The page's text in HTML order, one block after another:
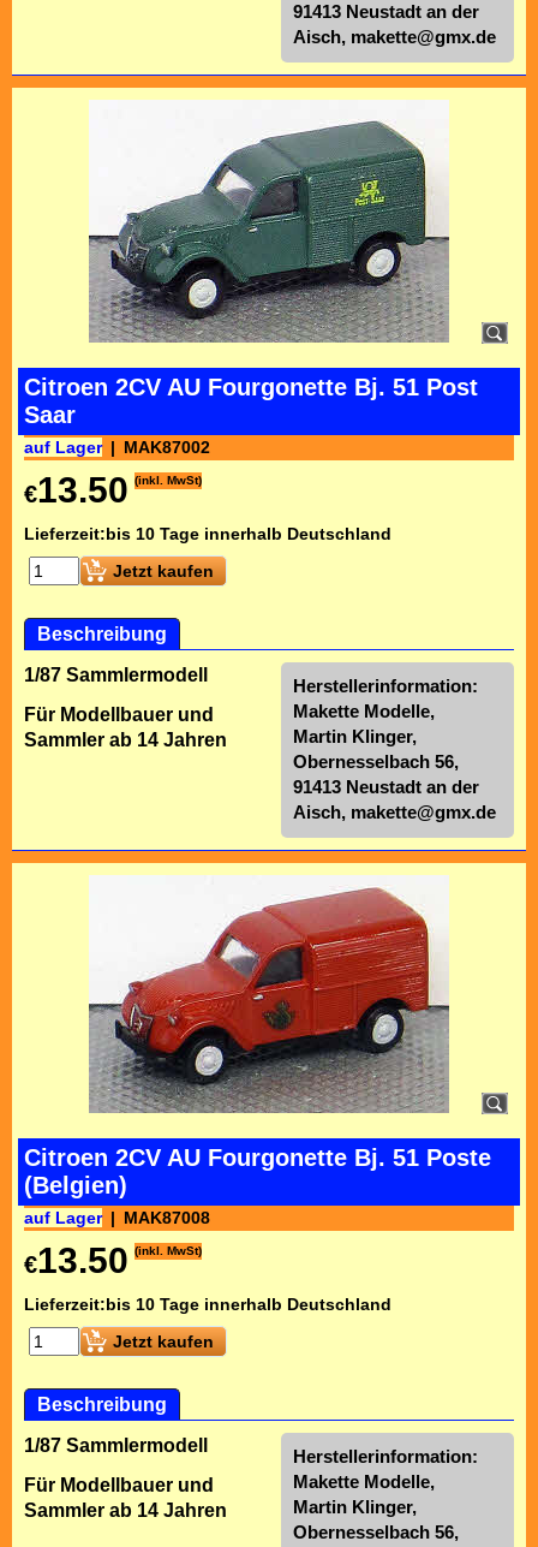
91413 Neustadt an der
Aisch, makette@gmx.de
Citroen 2CV AU Fourgonette Bj. 51 Post
Saar
auf Lager MAK87002
€13.50 (inkl. MwSt)
Lieferzeit:bis 10 Tage innerhalb Deutschland
Jetzt kaufen
Beschreibung
Herstellerinformation:
Makette Modelle,
Martin Klinger,
Obernesselbach 56,
91413 Neustadt an der
Aisch, makette@gmx.de
1/87 Sammlermodell
Für Modellbauer und
Sammler ab 14 Jahren
Citroen 2CV AU Fourgonette Bj. 51 Poste
(Belgien)
auf Lager MAK87008
€13.50 (inkl. MwSt)
Lieferzeit:bis 10 Tage innerhalb Deutschland
Jetzt kaufen
Beschreibung
Herstellerinformation:
Makette Modelle,
Martin Klinger,
Obernesselbach 56,
1/87 Sammlermodell
Für Modellbauer und
Sammler ab 14 Jahren